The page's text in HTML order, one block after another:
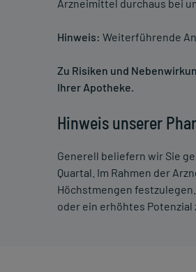
Arzneimittel durchaus bei
Hinweis: Weiterführende
Zu Risiken und
Ihrer Apotheke.
Hinweis unserer
Generell beliefern wir Sie
Quartal. Im Rahmen der
Höchstmengen
oder ein erhöhtes Potenzial